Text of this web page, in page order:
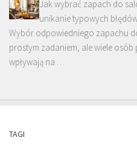
Jak wybrać zapach do
unikanie typowych
Wybór odpowiedniego zapachu
prostym zadaniem, ale wiele osób
wpływają na …
TAGI